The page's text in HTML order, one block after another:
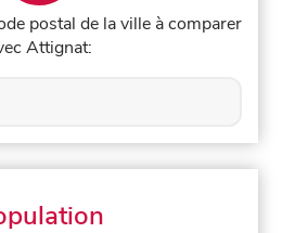
postal de la ville à comparer
Attignat: